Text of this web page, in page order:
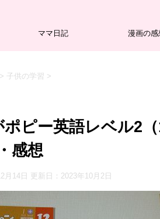
ママ日記 漫画の感
> 子供の学習 >
ポピー英語レベル2
感想
月14日 更新日： 2023年10月2日